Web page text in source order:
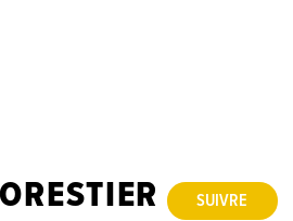
SUIVRE